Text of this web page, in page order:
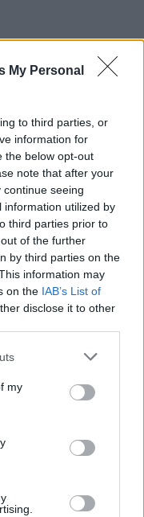
My Personal
to third parties, or
information for
the below opt-out
note that after your
seeing
information utilized by
third parties prior to
of the further
by third parties on the
information may
on the IAB’s List of
disclose it to other
one or more Google
You may click to
third-party tags to
in below Google
my
2-2
2-0
7-0
1
0-1
στην
Google